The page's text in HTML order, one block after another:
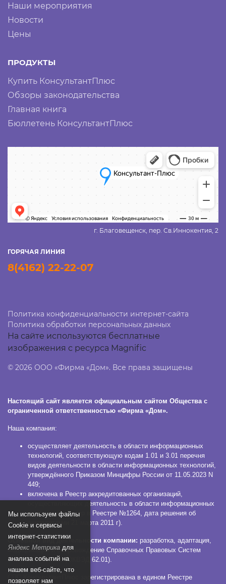
Наши мероприятия
Новости
Цены
ПРОДУКТЫ
Купить КонсультантПлюс
Обзоры законодательства
Главная книга
Бюллетень КонсультантПлюс
г. Благовещенск, пер. Св.Иннокентия, 2
ГОРЯЧАЯ ЛИНИЯ
8(4162) 22-22-07
Политика конфиденциальности интернет-сайта
Политика обработки персональных данных
На сайте используются бесплатные
изображения с ресурса Magnific
© 2026 ООО «Фирма «Дом». Все права защищены
Настоящий сайт является официальным сайтом Общества с
ограниченной ответственностью «Фирма «Дом».
Наша компания:
осуществляет деятельность в области информационных
технологий, соответствующую кодам 1.01 и 3.01 перечня
видов деятельности в области информационных технологий,
утверждённого Приказом Минцифры России от 11.05.2023 N
449;
включена в Реестр аккредитованных организаций,
осуществляющих деятельность в области информационных
технологий (номер в Реестре №1264, дата решения об
аккредитации 21 марта 2011 г).
Основной вид деятельности компании: разработка, адаптация,
модификация и сопровождение Справочных Правовых Систем
КонсультантПлюс (ОКВЭД 62.01).
СПС КонсультантПлюс зарегистрирована в едином Реестре
Мы используем файлы
Сookie и сервисы
интернет-статистики
Яндекс Метрика для
анализа событий на
нашем веб-сайте, что
позволяет нам